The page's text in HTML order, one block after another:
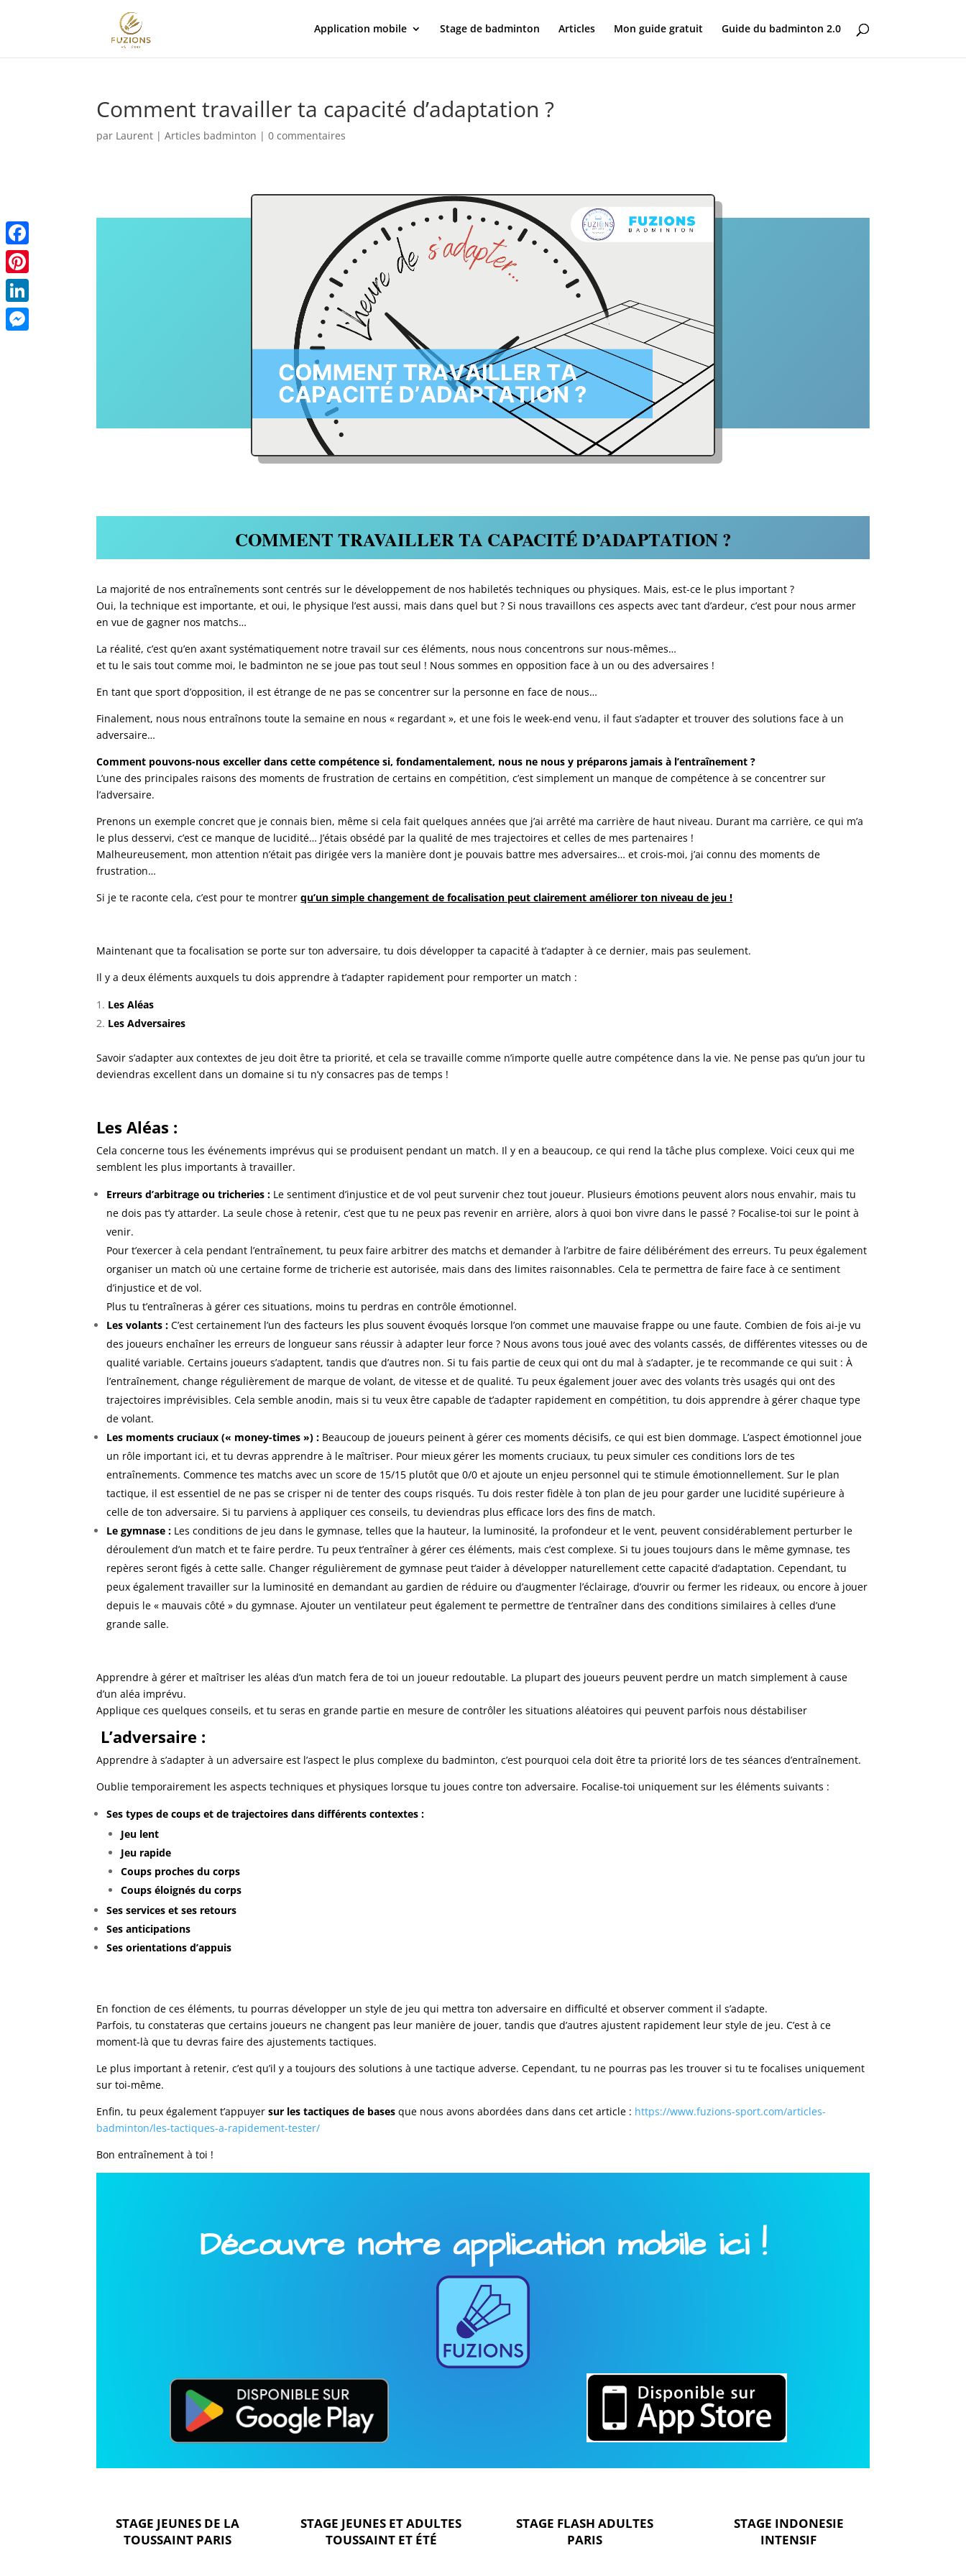
Application mobile Stage de badminton Articles Mon guide gratuit Guide du badminton 2.0
Comment travailler ta capacité d’adaptation ?
par Laurent |Articles badminton |0 commentaires
COMMENT TRAVAILLER TA CAPACITÉ D’ADAPTATION ?
La majorité de nos entraînements sont centrés sur le développement de nos habiletés techniques ou physiques. Mais, est-ce le plus important ?
Oui, la technique est importante, et oui, le physique l’est aussi, mais dans quel but ? Si nous travaillons ces aspects avec tant d’ardeur, c’est pour nous armer
en vue de gagner nos matchs…
La réalité, c’est qu’en axant systématiquement notre travail sur ces éléments, nous nous concentrons sur nous-mêmes…
et tu le sais tout comme moi, le badminton ne se joue pas tout seul ! Nous sommes en opposition face à un ou des adversaires !
En tant que sport d’opposition, il est étrange de ne pas se concentrer sur la personne en face de nous…
Finalement, nous nous entraînons toute la semaine en nous « regardant », et une fois le week-end venu, il faut s’adapter et trouver des solutions face à un
adversaire…
Comment pouvons-nous exceller dans cette compétence si, fondamentalement, nous ne nous y préparons jamais à l’entraînement ?
L’une des principales raisons des moments de frustration de certains en compétition, c’est simplement un manque de compétence à se concentrer sur
l’adversaire.
Prenons un exemple concret que je connais bien, même si cela fait quelques années que j’ai arrêté ma carrière de haut niveau. Durant ma carrière, ce qui m’a
le plus desservi, c’est ce manque de lucidité… J’étais obsédé par la qualité de mes trajectoires et celles de mes partenaires !
Malheureusement, mon attention n’était pas dirigée vers la manière dont je pouvais battre mes adversaires… et crois-moi, j’ai connu des moments de
frustration…
Si je te raconte cela, c’est pour te montrerqu’un simple changement de focalisation peut clairement améliorer ton niveau de jeu !
Maintenant que ta focalisation se porte sur ton adversaire, tu dois développer ta capacité à t’adapter à ce dernier, mais pas seulement.
Il y a deux éléments auxquels tu dois apprendre à t’adapter rapidement pour remporter un match :
Les Aléas
Les Adversaires
Savoir s’adapter aux contextes de jeu doit être ta priorité, et cela se travaille comme n’importe quelle autre compétence dans la vie. Ne pense pas qu’un jour tu
deviendras excellent dans un domaine si tu n’y consacres pas de temps !
Les Aléas :
Cela concerne tous les événements imprévus qui se produisent pendant un match. Il y en a beaucoup, ce qui rend la tâche plus complexe. Voici ceux qui me
semblent les plus importants à travailler.
Erreurs d’arbitrage ou tricheries : Le sentiment d’injustice et de vol peut survenir chez tout joueur. Plusieurs émotions peuvent alors nous envahir, mais tu
ne dois pas t’y attarder. La seule chose à retenir, c’est que tu ne peux pas revenir en arrière, alors à quoi bon vivre dans le passé ? Focalise-toi sur le point à
venir.
Pour t’exercer à cela pendant l’entraînement, tu peux faire arbitrer des matchs et demander à l’arbitre de faire délibérément des erreurs. Tu peux également
organiser un match où une certaine forme de tricherie est autorisée, mais dans des limites raisonnables. Cela te permettra de faire face à ce sentiment
d’injustice et de vol.
Plus tu t’entraîneras à gérer ces situations, moins tu perdras en contrôle émotionnel.
Les volants : C’est certainement l’un des facteurs les plus souvent évoqués lorsque l’on commet une mauvaise frappe ou une faute. Combien de fois ai-je vu
des joueurs enchaîner les erreurs de longueur sans réussir à adapter leur force ? Nous avons tous joué avec des volants cassés, de différentes vitesses ou de
qualité variable. Certains joueurs s’adaptent, tandis que d’autres non. Si tu fais partie de ceux qui ont du mal à s’adapter, je te recommande ce qui suit : À
l’entraînement, change régulièrement de marque de volant, de vitesse et de qualité. Tu peux également jouer avec des volants très usagés qui ont des
trajectoires imprévisibles. Cela semble anodin, mais si tu veux être capable de t’adapter rapidement en compétition, tu dois apprendre à gérer chaque type
de volant.
Les moments cruciaux (« money-times ») : Beaucoup de joueurs peinent à gérer ces moments décisifs, ce qui est bien dommage. L’aspect émotionnel joue
un rôle important ici, et tu devras apprendre à le maîtriser. Pour mieux gérer les moments cruciaux, tu peux simuler ces conditions lors de tes
entraînements. Commence tes matchs avec un score de 15/15 plutôt que 0/0 et ajoute un enjeu personnel qui te stimule émotionnellement. Sur le plan
tactique, il est essentiel de ne pas se crisper ni de tenter des coups risqués. Tu dois rester fidèle à ton plan de jeu pour garder une lucidité supérieure à
celle de ton adversaire. Si tu parviens à appliquer ces conseils, tu deviendras plus efficace lors des fins de match.
Le gymnase : Les conditions de jeu dans le gymnase, telles que la hauteur, la luminosité, la profondeur et le vent, peuvent considérablement perturber le
déroulement d’un match et te faire perdre. Tu peux t’entraîner à gérer ces éléments, mais c’est complexe. Si tu joues toujours dans le même gymnase, tes
repères seront figés à cette salle. Changer régulièrement de gymnase peut t’aider à développer naturellement cette capacité d’adaptation. Cependant, tu
peux également travailler sur la luminosité en demandant au gardien de réduire ou d’augmenter l’éclairage, d’ouvrir ou fermer les rideaux, ou encore à jouer
depuis le « mauvais côté » du gymnase. Ajouter un ventilateur peut également te permettre de t’entraîner dans des conditions similaires à celles d’une
grande salle.
Apprendre à gérer et maîtriser les aléas d’un match fera de toi un joueur redoutable. La plupart des joueurs peuvent perdre un match simplement à cause
d’un aléa imprévu.
Applique ces quelques conseils, et tu seras en grande partie en mesure de contrôler les situations aléatoires qui peuvent parfois nous déstabiliser
L’adversaire :
Apprendre à s’adapter à un adversaire est l’aspect le plus complexe du badminton, c’est pourquoi cela doit être ta priorité lors de tes séances d’entraînement.
Oublie temporairement les aspects techniques et physiques lorsque tu joues contre ton adversaire. Focalise-toi uniquement sur les éléments suivants :
Ses types de coups et de trajectoires dans différents contextes :
Jeu lent
Jeu rapide
Coups proches du corps
Coups éloignés du corps
Ses services et ses retours
Ses anticipations
Ses orientations d’appuis
En fonction de ces éléments, tu pourras développer un style de jeu qui mettra ton adversaire en difficulté et observer comment il s’adapte.
Parfois, tu constateras que certains joueurs ne changent pas leur manière de jouer, tandis que d’autres ajustent rapidement leur style de jeu. C’est à ce
moment-là que tu devras faire des ajustements tactiques.
Le plus important à retenir, c’est qu’il y a toujours des solutions à une tactique adverse. Cependant, tu ne pourras pas les trouver si tu te focalises uniquement
sur toi-même.
Enfin, tu peux également t’appuyersur les tactiques de bases que nous avons abordées dans dans cet article : https://www.fuzions-sport.com/articles-
badminton/les-tactiques-a-rapidement-tester/
Bon entraînement à toi !
Découvre notre application mobile ici !
STAGE JEUNES DE LA
TOUSSAINT PARIS
STAGE JEUNES ET ADULTES
TOUSSAINT ET ÉTÉ
STAGE FLASH ADULTES
PARIS
STAGE INDONESIE
INTENSIF
Facebook
Pinterest
LinkedIn